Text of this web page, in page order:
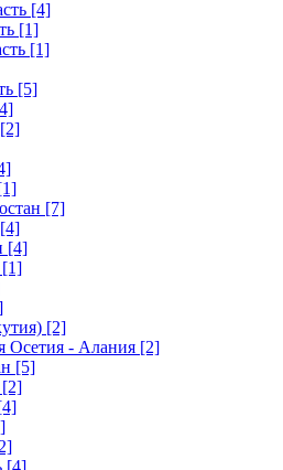
[4]
[1]
[1]
[5]
[7]
[4]
[1]
[2]
Осетия - Алания [2]
[5]
[2]
[4]